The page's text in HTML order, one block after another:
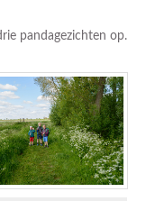
pandagezichten op.